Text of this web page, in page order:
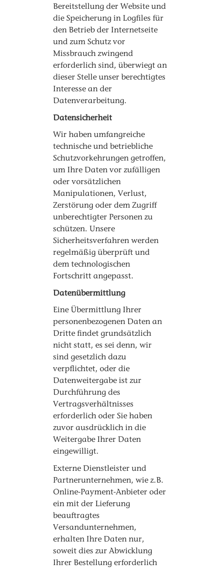
Bereitstellung der Website und
die Speicherung in Logfiles für
den Betrieb der Internetseite
und zum Schutz vor
Missbrauch zwingend
erforderlich sind, überwiegt an
dieser Stelle unser berechtigtes
Interesse an der
Datenverarbeitung.
Datensicherheit
Wir haben umfangreiche
technische und betriebliche
Schutzvorkehrungen getroffen,
um Ihre Daten vor zufälligen
oder vorsätzlichen
Manipulationen, Verlust,
Zerstörung oder dem Zugriff
unberechtigter Personen zu
schützen. Unsere
Sicherheitsverfahren werden
regelmäßig überprüft und
dem technologischen
Fortschritt angepasst.
Datenübermittlung
Eine Übermittlung Ihrer
personenbezogenen Daten an
Dritte findet grundsätzlich
nicht statt, es sei denn, wir
sind gesetzlich dazu
verpflichtet, oder die
Datenweitergabe ist zur
Durchführung des
Vertragsverhältnisses
erforderlich oder Sie haben
zuvor ausdrücklich in die
Weitergabe Ihrer Daten
eingewilligt.
Externe Dienstleister und
Partnerunternehmen, wie z.B.
Online-Payment-Anbieter oder
ein mit der Lieferung
beauftragtes
Versandunternehmen,
erhalten Ihre Daten nur,
soweit dies zur Abwicklung
Ihrer Bestellung erforderlich